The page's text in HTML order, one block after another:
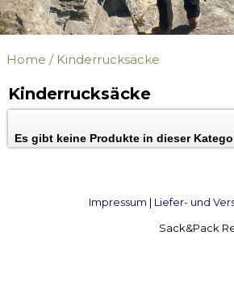
Home / Kinderrucksäcke
Kinderrucksäcke
Es gibt keine Produkte in dieser
Impressum | Liefer- und
Sack&Pack